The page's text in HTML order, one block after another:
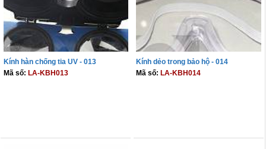
Kính hàn chống tia UV - 013
Mã số: LA-KBH013
Kính dẻo trong bảo hộ - 014
Mã số: LA-KBH014